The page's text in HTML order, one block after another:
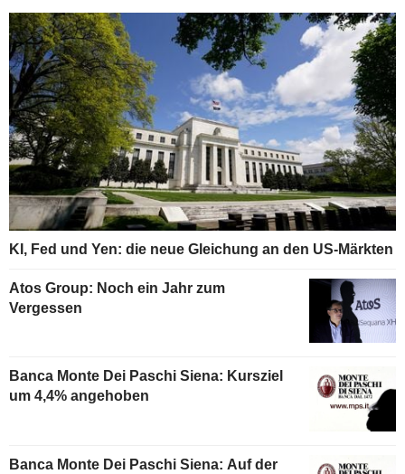
KI, Fed und Yen: die neue Gleichung an den US-Märkten
Atos Group: Noch ein Jahr zum
Vergessen
Banca Monte Dei Paschi Siena: Kursziel
um 4,4% angehoben
Banca Monte Dei Paschi Siena: Auf der